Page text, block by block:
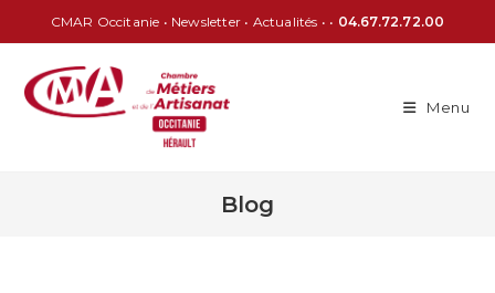
CMAR Occitanie • Newsletter • Actualités • • 04.67.72.72.00
Menu
Blog